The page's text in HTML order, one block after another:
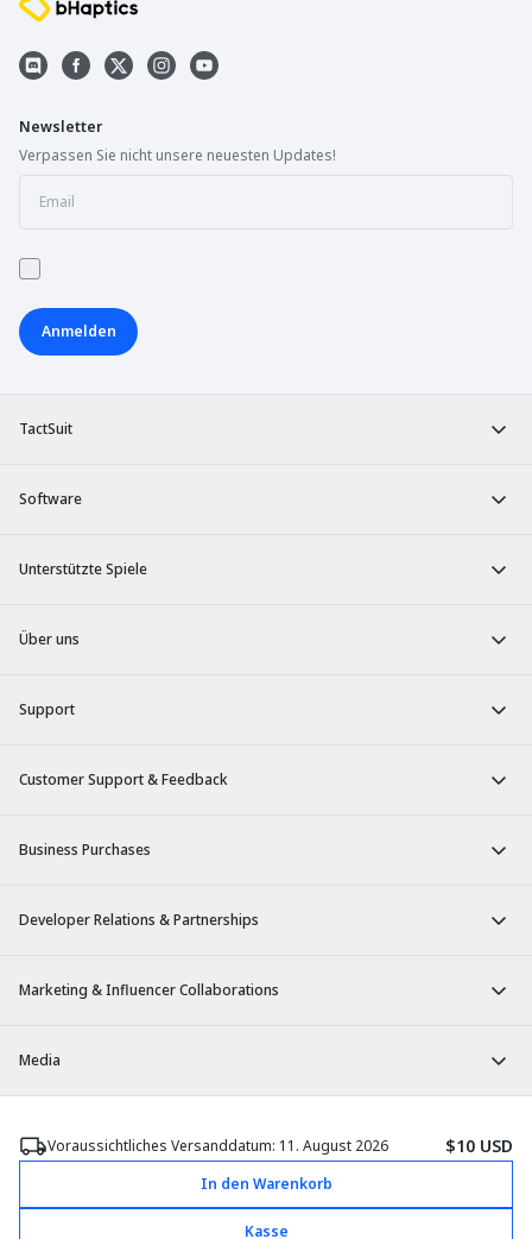
Voraussichtliches Versanddatum: 11. August 2026 $10 USD
In den Warenkorb
Kasse
TactSuit
Software
Unterstützte Spiele
Über uns
Support
Customer Support & Feedback
Business Purchases
Developer Relations & Partnerships
Marketing & Influencer Collaborations
Media
Newsletter
Verpassen Sie nicht unsere neuesten Updates!
Anmelden
© 2026 bHaptics Inc. All rights reserved.
Allgemeine Geschäftsbedingungen
Datenschutz
Rücksendung und Rückerstattung
DE/DE